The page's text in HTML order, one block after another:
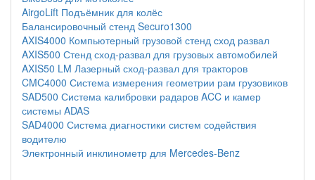
AirgoLift Подъёмник для колёс
Балансировочный стенд Securo1300
AXIS4000 Компьютерный грузовой стенд сход развал
AXIS500 Стенд сход-развал для грузовых автомобилей
AXIS50 LM Лазерный сход-развал для тракторов
CMC4000 Система измерения геометрии рам грузовиков
SAD500 Система калибровки радаров ACC и камер
системы ADAS
SAD4000 Система диагностики систем содействия
водителю
Электронный инклинометр для Mercedes-Benz